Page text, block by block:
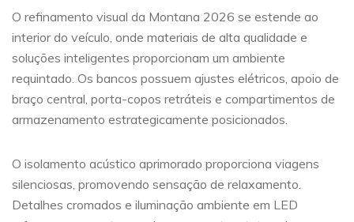
O refinamento visual da Montana 2026 se estende ao
interior do veículo, onde materiais de alta qualidade e
soluções inteligentes proporcionam um ambiente
requintado. Os bancos possuem ajustes elétricos, apoio de
braço central, porta-copos retráteis e compartimentos de
armazenamento estrategicamente posicionados.
O isolamento acústico aprimorado proporciona viagens
silenciosas, promovendo sensação de relaxamento.
Detalhes cromados e iluminação ambiente em LED